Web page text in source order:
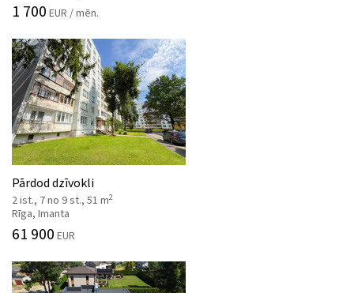
1 700 EUR / mēn.
Pārdod dzīvokli
2 ist., 7 no 9 st., 51 m2
Rīga, Imanta
61 900 EUR